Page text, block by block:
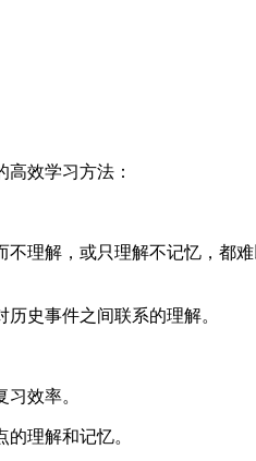
效学习方法：
理解，或只理解不记忆，都
史事件之间联系的理解。
效率。
理解和记忆。